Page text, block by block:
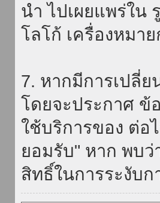
นำ ไปเผยแพร่ใน
โลโก้ เครื่องหมา
7. หากมีการเปลี่
โดยจะประกาศ ข้
ใช้บริการของ ต่อ
ยอมรับ" หาก พบ
สิทธิ์ในการระงับ